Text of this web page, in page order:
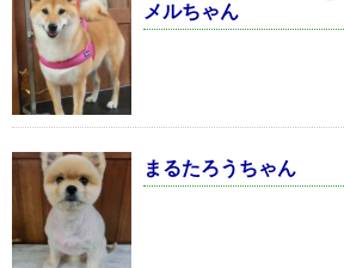
メルちゃん
まるたろうちゃん